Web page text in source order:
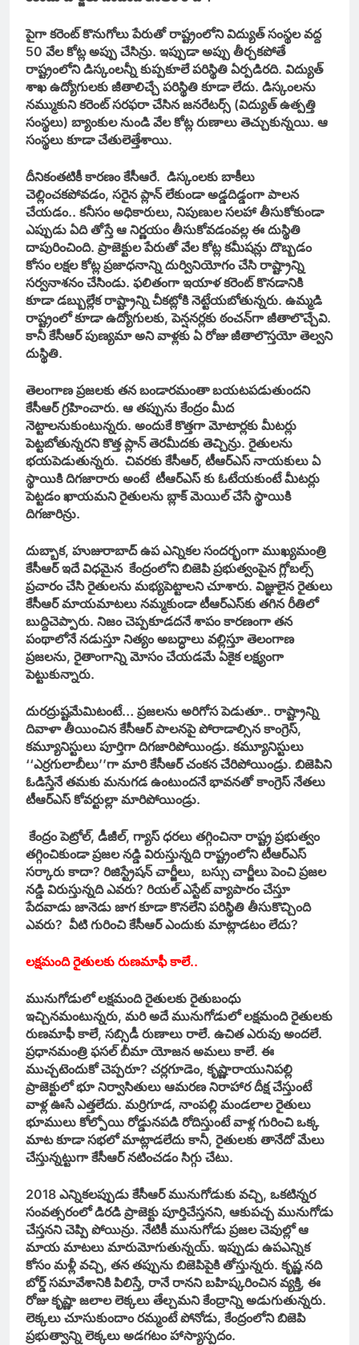
పైగా కరెంట్‌ కొనుగోలు పేరుతో రాష్ట్రంలోని విద్యుత్‌ సంస్థల వద్ద
50 వేల కోట్ల అప్పు చేసిన్రు. ఇప్పుడా అప్పు తీర్చకపోతే
రాష్ట్రంలోని డిస్కంలన్నీ కుప్పకూలే పరిస్థితి ఏర్పడిరది. విద్యుత్‌
శాఖ ఉద్యోగులకు జీతాలిచ్చే పరిస్థితి కూడా లేదు. డిస్కంలను
నమ్ముకుని కరెంట్‌ సరఫరా చేసిన జనరేటర్స్‌ (విద్యుత్‌ ఉత్పత్తి
సంస్థలు) బ్యాంకుల నుండి వేల కోట్ల రుణాలు తెచ్చుకున్నయి. ఆ
సంస్థలు కూడా చేతులెత్తేశాయి.
దీనికంతటికీ కారణం కేసీఆరే. డిస్కంలకు బాకీలు
చెల్లించకపోవడం, సరైన ప్లాన్‌ లేకుండా అడ్డదిడ్డంగా పాలన
చేయడం.. కనీసం అధికారులు, నిపుణుల సలహా తీసుకోకుండా
ఎప్పుడు ఏది తోస్తే ఆ నిర్ణయం తీసుకోవడంవల్ల ఈ దుస్థితి
దాపురించింది. ప్రాజెక్టుల పేరుతో వేల కోట్ల కమీషన్లు దొబ్బడం
కోసం లక్షల కోట్ల ప్రజాధనాన్ని దుర్వినియోగం చేసి రాష్ట్రాన్ని
సర్వనాశనం చేసిండు. ఫలితంగా ఇయాళ కరెంట్‌ కొనడానికి
కూడా డబ్బుల్లేక రాష్ట్రాన్ని చీకట్లోకి నెట్టేయబోతున్నరు. ఉమ్మడి
రాష్ట్రంలో కూడా ఉద్యోగులకు, పెన్షనర్లకు ఠంచన్‌గా జీతాలొచ్చేవి.
కానీ కేసీఆర్‌ పుణ్యమా అని వాళ్లకు ఏ రోజు జీతాలొస్తయో తెల్వని
దుస్థితి.
తెలంగాణ ప్రజలకు తన బండారమంతా బయటపడుతుందని
కేసీఆర్‌ గ్రహించారు. ఆ తప్పును కేంద్రం మీద
నెట్టాలనుకుంటున్నరు. అందుకే కొత్తగా మోటార్లకు మీటర్లు
పెట్టబోతున్నరని కొత్త ప్లాన్‌ తెరమీదకు తెచ్చిన్రు. రైతులను
భయపెడుతున్నరు. చివరకు కేసీఆర్‌, టీఆర్‌ఎస్‌ నాయకులు ఏ
స్థాయికి దిగజారారు అంటే టీఆర్‌ఎస్‌ కు ఓటేయకుంటే మీటర్లు
పెట్టడం ఖాయమని రైతులను బ్లాక్‌ మెయిల్‌ చేసే స్థాయికి
దిగజారిన్రు.
దుబ్బాక, హుజురాబాద్‌ ఉప ఎన్నికల సందర్భంగా ముఖ్యమంత్రి
కేసీఆర్‌ ఇదే విధమైన కేంద్రంలోని బిజెపి ప్రభుత్వంపైన గ్లోబల్స్‌
ప్రచారం చేసి రైతులను మభ్యపెట్టాలని చూశారు. విజ్ఞులైన రైతులు
కేసీఆర్‌ మాయమాటలు నమ్మకుండా టీఆర్‌ఎస్‌కు తగిన రీతిలో
బుద్దిచెప్పారు. నిజం చెప్పకూడదనే శాపం కారణంగా తన
పంథాలోనే నడుస్తూ నిత్యం అబద్ధాలు వల్లిస్తూ తెలంగాణ
ప్రజలను, రైతాంగాన్ని మోసం చేయడమే ఏకైక లక్ష్యంగా
పెట్టుకున్నారు.
దురద్రుష్టమేమిటంటే… ప్రజలను అరిగోస పెడుతూ.. రాష్ట్రాన్ని
దివాళా తీయించిన కేసీఆర్‌ పాలనపై పోరాడాల్సిన కాంగ్రెస్‌,
కమ్యూనిస్టులు పూర్తిగా దిగజారిపోయిండ్రు. కమ్యూనిస్టులు
‘‘ఎర్రగులాబీలు’’గా మారి కేసీఆర్‌ చంకన చేరిపోయిండ్రు. బిజెపిని
ఓడిస్తేనే తమకు మనుగడ ఉంటుందనే భావనతో కాంగ్రెస్‌ నేతలు
టీఆర్‌ఎస్‌ కోవర్టుల్లా మారిపోయిండ్రు.
కేంద్రం పెట్రోల్‌, డీజీల్‌, గ్యాస్‌ ధరలు తగ్గించినా రాష్ట్ర ప్రభుత్వం
తగ్గించికుండా ప్రజల నడ్డి విరుస్తున్నది రాష్ట్రంలోని టీఆర్‌ఎస్‌
సర్కారు కాదా? రిజిస్ట్రేషన్‌ చార్జీలు, బస్సు చార్జీలు పెంచి ప్రజల
నడ్డి విరుస్తున్నది ఎవరు? రియల్‌ ఎస్టేట్‌ వ్యాపారం చేస్తూ
పేదవాడు జానెడు జాగ కూడా కొనలేని పరిస్థితి తీసుకొచ్చింది
ఎవరు? వీటి గురించి కేసీఆర్‌ ఎందుకు మాట్లాడటం లేదు?
లక్షమంది రైతులకు రుణమాఫీ కాలే..
మునుగోడులో లక్షమంది రైతులకు రైతుబంధు
ఇచ్చినమంటున్నరు, మరి అదే మునుగోడులో లక్షమంది రైతులకు
రుణమాఫీ కాలే, సబ్సిడీ రుణాలు రాలే. ఉచిత ఎరువు అందలే.
ప్రధానమంత్రి ఫసల్‌ బీమా యోజన అమలు కాలే. ఈ
ముచ్చటెందుకో చెప్పరూ? చర్లగూడెం, కృష్ణారాయునిపల్లి
ప్రాజెక్టులో భూ నిర్వాసితులు ఆమరణ నిరాహార దీక్ష చేస్తుంటే
వాళ్ల ఊసే ఎత్తలేదు. మర్రిగూడ, నాంపల్లి మండలాల రైతులు
భూములు కోల్పోయి రోడ్డునపడి రోదిస్తుంటే వాళ్ల గురించి ఒక్క
మాట కూడా సభలో మాట్లాడలేదు కానీ, రైతులకు తానేదో మేలు
చేస్తున్నట్టుగా కేసీఆర్‌ నటించడం సిగ్గు చేటు.
2018 ఎన్నికలప్పుడు కేసీఆర్‌ మునుగోడుకు వచ్చి, ఒకటిన్నర
సంవత్సరంలో డిరడి ప్రాజెక్టు పూర్తిచేస్తనని, ఆకుపచ్చ మునుగోడు
చేస్తనని చెప్పి పోయిన్రు. నేటికీ మునుగోడు ప్రజల చెవుల్లో ఆ
మాయ మాటలు మారుమోగుతున్నయ్‌. ఇప్పుడు ఉపఎన్నిక
కోసం మళ్లీ వచ్చి, తన తప్పును బిజెపిపైకి తోస్తున్నరు. కృష్ణ నది
బోర్డ్‌ సమావేశానికి పిలిస్తే, రానే రానని బహిష్కరించిన వ్యక్తి, ఈ
రోజు కృష్ణా జలాల లెక్కలు తేల్చమని కేంద్రాన్ని అడుగుతున్నరు.
లెక్కలు చూసుకుందాం రమ్మంటే పోనోడు, కేంద్రంలోని బిజెపి
ప్రభుత్వాన్ని లెక్కలు అడగటం హాస్యాస్పదం.